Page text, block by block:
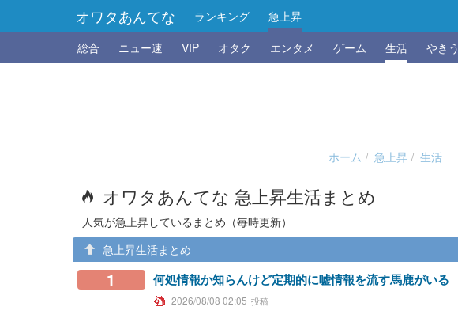
オワタあんてな ランキング
急上昇
総合
ニュー速 VIP オタク エンタメ ゲーム 生活 やきう
ホーム 急上昇 生活
オワタあんてな 急上昇生活まとめ
人気が急上昇しているまとめ（毎時更新）
急上昇生活まとめ
1 何処情報か知らんけど定期的に嘘情報を流す馬鹿がいる
2026/08/08 02:05